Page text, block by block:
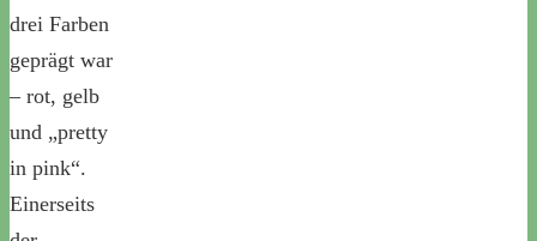
drei Farben
geprägt war
– rot, gelb
und „pretty
in pink“.
Einerseits